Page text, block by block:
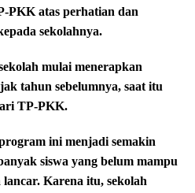
PKK atas perhatian dan
sekolahnya.
mulai menerapkan
tahun sebelumnya, saat itu
TP-PKK.
ini menjadi semakin
siswa yang belum mampu
lancar. Karena itu, sekolah